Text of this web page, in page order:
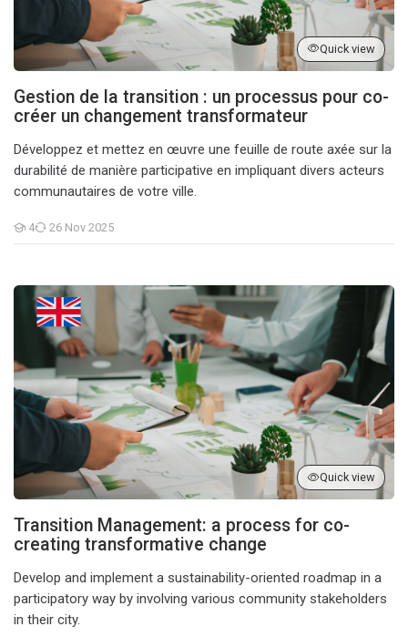
Quick view
Gestion de la transition : un processus pour co-
créer un changement transformateur
Développez et mettez en œuvre une feuille de route axée sur la
durabilité de manière participative en impliquant divers acteurs
communautaires de votre ville.
4
Students
26 Nov 2025
Quick view
Transition Management: a process for co-
creating transformative change
Develop and implement a sustainability-oriented roadmap in a
participatory way by involving various community stakeholders
in their city.
Transition Management: a process for co-creating